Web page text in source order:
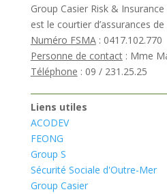
Group Casier Risk & Insurance
est le courtier d’assurances de
Numéro FSMA: 0417.102.770
Personne de contact: Mme
Téléphone : 09 / 231.25.25
Liens utiles
ACODEV
FEONG
Group S
Sécurité Sociale d'Outre-Mer
Group Casier